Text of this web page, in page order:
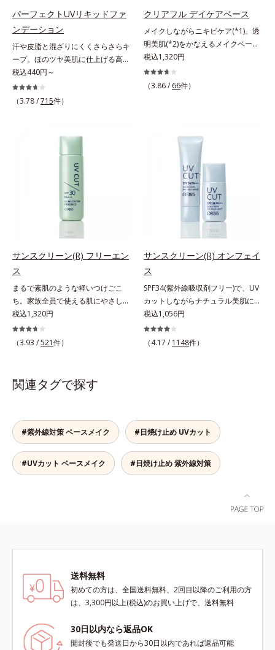
に早速、毎日2粒（目安）の新習慣
を始めましょう。* 紫外線などによ
り失われるビタミンCを中心とした
栄養成分の補給
* メラニンの生成を抑え、シミ・ソ
バカスを防ぐ
パーフェクトUVリキッドファ
ンデーション
汗や皮脂と混ざりにくくさらさらキ
ープ。ほのツヤ美肌に仕上げる高
SPFファンデ。SPF50・PA++++で紫
外線を強力カットしながら、さらさ
ら美肌が10時間(*)続くリキッドフ
で、時間が経ってもくすみにくく、
ィット。まるでつけたてのような美
肌をキープします。またドーナツ型
の粉体を採用したことで、より多く
均一に光を拡散することを実現。毛
穴やシミの目立ちにくい“ほのツヤ
ルーフテスト済で、アウトドアにも
おすすめです。* 10時間化粧持ちデ
人差があります。
税込440円～
（3.78 /715件）
クリアフル デイケアベース
メイクしながらニキビケア(*1)。透
明美肌(*2)をかなえるメイクベー
ス。ニキビがあると、メイクはニキ
ビに良くないのではないかと心配に
なりがち。しかし何も塗らないと、
できる新発想のメイク下地。スキン
ケアシリーズと同様のニキビケア成
分を配合した肌にやさしい処方なの
で、“ニキビをケアしたい”と“肌をキ
レイに見せたい”が同時に叶えられ
ます。ピンク味のあるベージュ色
で、塗るとくすみがさっと払われ、
肌が自然とトーンアップ。しっとり
とした美しい仕上がりが続きます。
SPF28・PA+++で、ニキビ肌を紫外
線ダメージからもしっかりガードし
ます。※敏感肌対象パッチテスト済
（すべての人に皮膚刺激がおきない
というわけではありません）*1 ニ
キビ・肌荒れを防ぐ*2 うるおいに
よる透明感のある肌
税込1,320円
（3.86 / 66件）
サンスクリーン(R) フリーエン
ス
まるで素肌のような軽いつけごこ
ち。家族全員で使える肌にやさしい
UVカット。毎日使うものだから、
使いごこちにも、肌へのやさしさに
もこだわりたい。そんな声に応え
感のない気持ちのいい感触。
SPF30・PA+++ながら、紫外線吸収
ちです。
税込1,320円
（3.93 /521件）
サンスクリーン(R) オンフェイ
ス
SPF34(紫外線吸収剤フリー)で、UV
カットしながらナチュラル美肌に。
これ1本で“小でかけ”にも、化粧下
地としても。この1本があれば、“ち
ょっとそこまで”もOKなすっぴん美
む絶妙な色設計で、白浮きなしの明
るい自然なつや肌に。さらに超軽量
粉体を採用しているので、とっても
軽い付けごこち。単品でも、化粧下
タつくことなくうるおい感覚が続く
「クリームタイプ」と、みずみずし
ちり・ほこり
税込1,056円
（4.17 / 1148件）
関連タグで探す
#紫外線対策 ベースメイク #日焼け止め UVカット
#UVカット ベースメイク #日焼け止め 紫外線対策
送料無料
初めての方は、全国送料無料、2回目以降のご利用の方
は、3,300円以上(税込)のお買い上げで、送料無料
30日以内なら返品OK
開封後でも発送日から30日以内であれば返品可能